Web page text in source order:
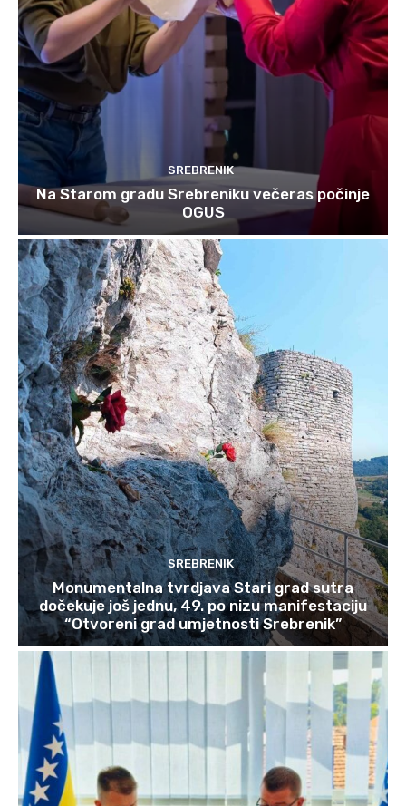
SREBRENIK
Na Starom gradu Srebreniku večeras počinje
OGUS
SREBRENIK
Monumentalna tvrdjava Stari grad sutra
dočekuje još jednu, 49. po nizu manifestaciju
“Otvoreni grad umjetnosti Srebrenik”